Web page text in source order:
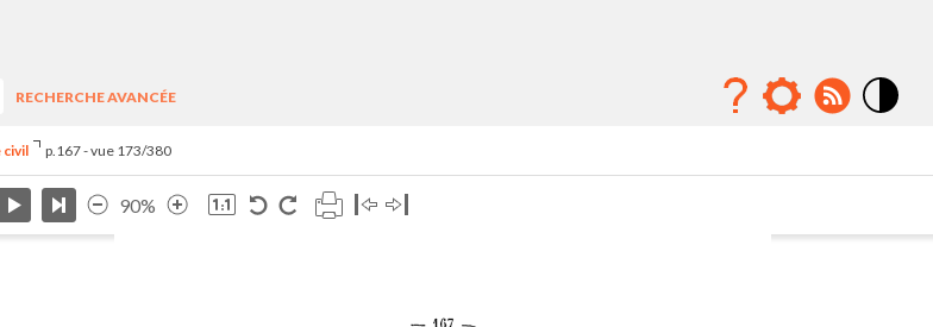
RECHERCHE AVANCÉE
civil p.167 - vue 173/380
90%